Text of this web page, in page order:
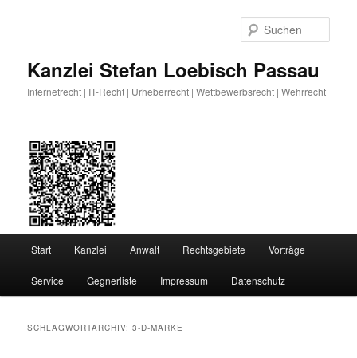
Kanzlei Stefan Loebisch Passau
Internetrecht | IT-Recht | Urheberrecht | Wettbewerbsrecht | Wehrrecht
Start Kanzlei Anwalt Rechtsgebiete Vorträge
Service Gegnerliste Impressum Datenschutz
SCHLAGWORTARCHIV:3-D-MARKE